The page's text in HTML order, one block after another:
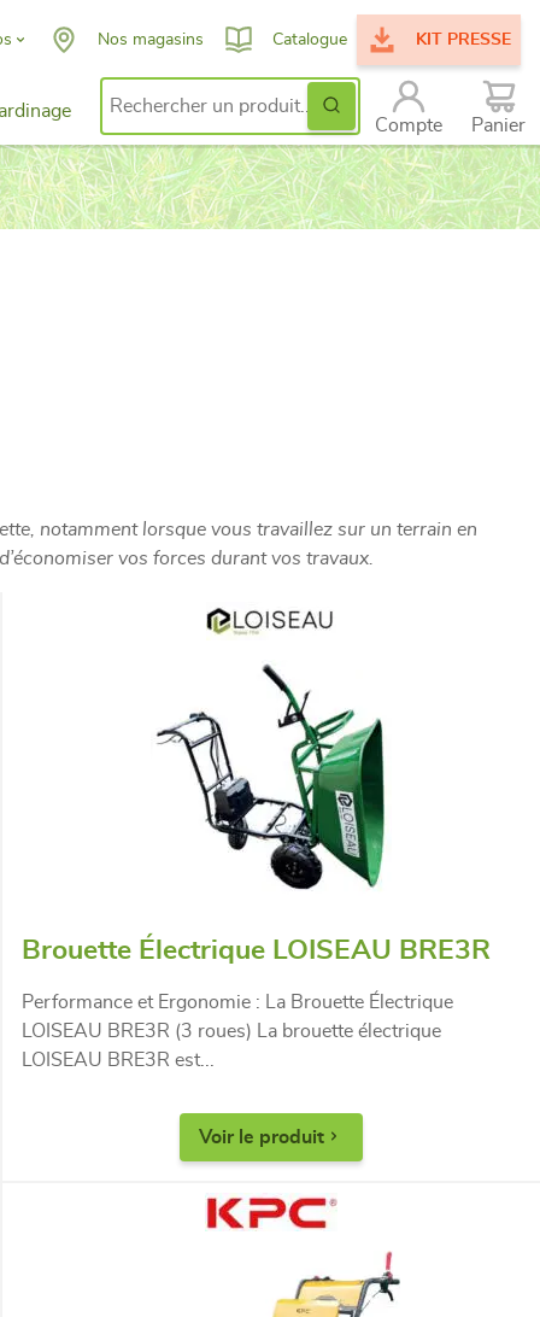
Nos magasins Catalogue KIT PRESSE
Search for:
Compte
Panier
notamment lorsque vous travaillez sur un terrain en
vos forces durant vos travaux.
Brouette Électrique LOISEAU BRE3R
Performance et Ergonomie : La Brouette Électrique
LOISEAU BRE3R (3 roues) La brouette électrique
LOISEAU BRE3R est...
Voir le produit